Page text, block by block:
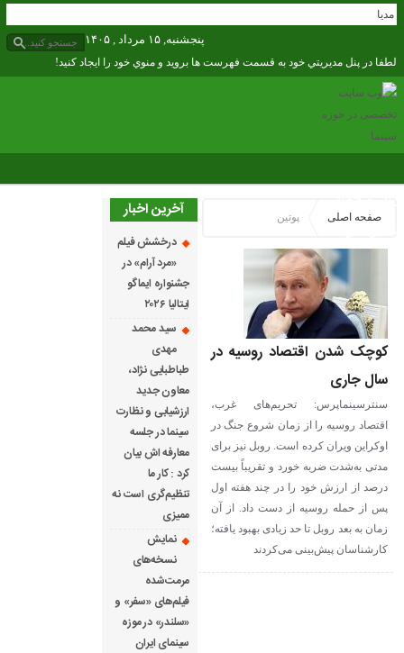
مدیا
لطفا در پنل مديريتي خود به قسمت فهرست ها برويد و منوي خود را ايجاد كنيد!
پنجشنبه, ۱۵ مرداد , ۱۴۰۵
افسانه زندگی
پلاس مدیا
روز
گوناگون
شهری
The
رادیو مدیا
صفحه اصلی پوتین
کوچک شدن اقتصاد روسیه در
سال جاری
سنترسینماپرس: تحریم‌های غرب،
اقتصاد روسیه را از زمان شروع جنگ در
اوکراین ویران کرده است. روبل نیز برای
مدتی به‌شدت ضربه خورد و تقریباً بیست
درصد از ارزش خود را در چند هفته اول
پس از حمله روسیه از دست داد. از آن
زمان به بعد روبل تا حد زیادی بهبود یافته؛
کارشناسان پیش‌بینی می‌کردند
آخرین اخبار
درخشش فیلم
«مرد آرام» در
جشنواره ایماگو
ایتالیا ۲۰۲۶
سید محمد
مهدی
طباطبایی نژاد،
معاون جدید
ارزشیابی و نظارت
سینما در جلسه
معارفه اش بیان
کرد : کار ما
تنظیم‌گری است نه
ممیزی
نمایش
نسخه‌های
مرمت‌شده
فیلم‌های «سفر» و
«سلندر» در موزه
سینمای ایران